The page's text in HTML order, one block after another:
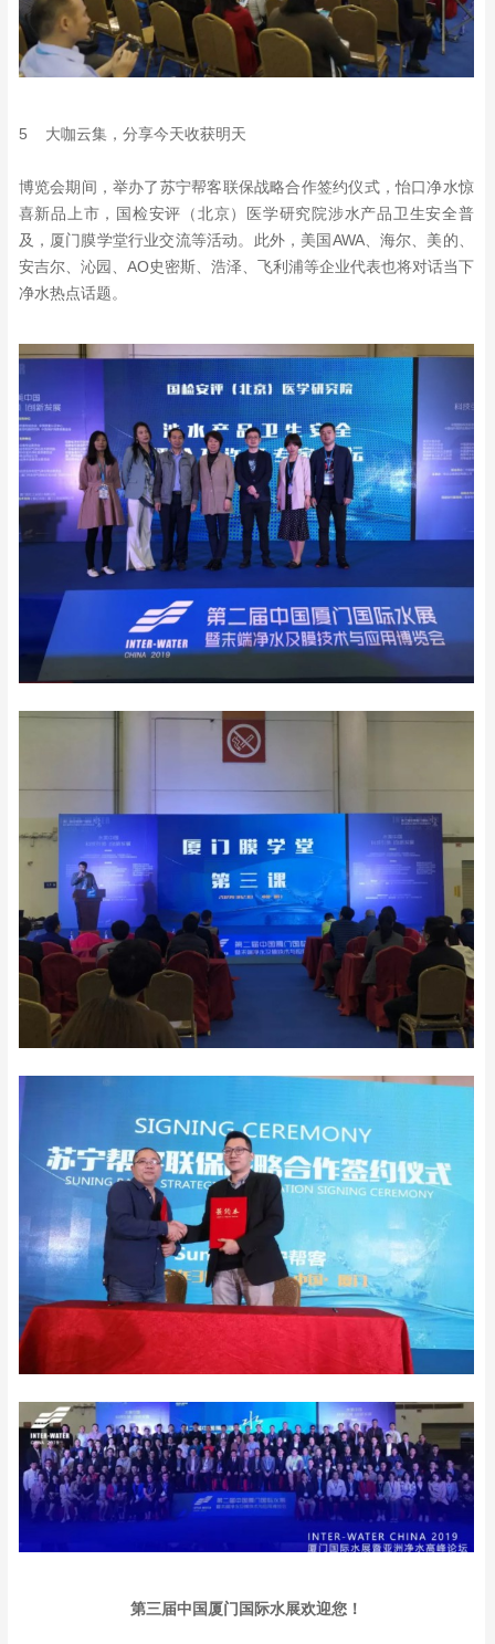
5 大咖云集，分享今天收获明天
博览会期间，举办了苏宁帮客联保战略合作签约仪式，怡口净水惊
喜新品上市，国检安评（北京）医学研究院涉水产品卫生安全普
及，厦门膜学堂行业交流等活动。此外，美国AWA、海尔、美的、
安吉尔、沁园、AO史密斯、浩泽、飞利浦等企业代表也将对话当下
净水热点话题。
第三届中国厦门国际水展欢迎您！